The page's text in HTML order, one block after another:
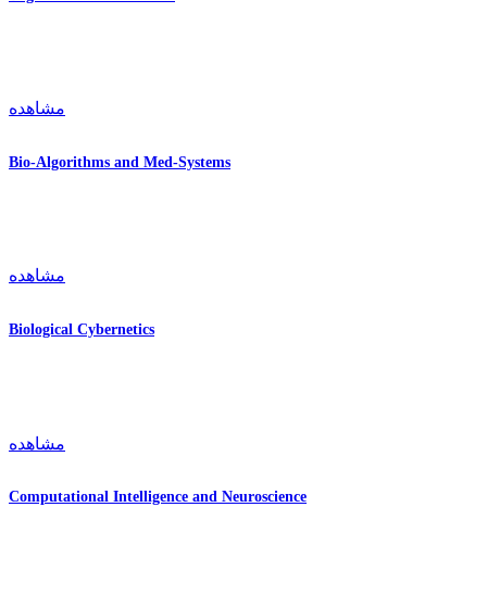
مشاهده
Bio-Algorithms and Med-Systems
مشاهده
Biological Cybernetics
مشاهده
Computational Intelligence and Neuroscience